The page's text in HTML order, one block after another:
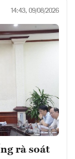
14:43, 09/08/2026
rà soát